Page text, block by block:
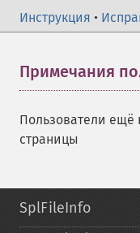
Инструкция •
Примечания
Пользователи ещё
страницы
SplFileInfo